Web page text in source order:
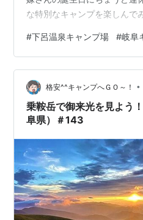
な特別なキャンプを楽しんで
ぎりを食べよう！ みたらし団
ャンプ場へいこう！ 下呂温
を済ませよう！ テンマクデ
う！ テンマクデザイン「パン
飲もう！ 下呂温泉街を散策
いこう！ 湯あみ屋で温玉ソ…
#下呂温泉キャンプ場 #岐阜
格安^^キャンプへＧＯ～！ •
乗鞍岳で御来光を見よう
阜県）＃143